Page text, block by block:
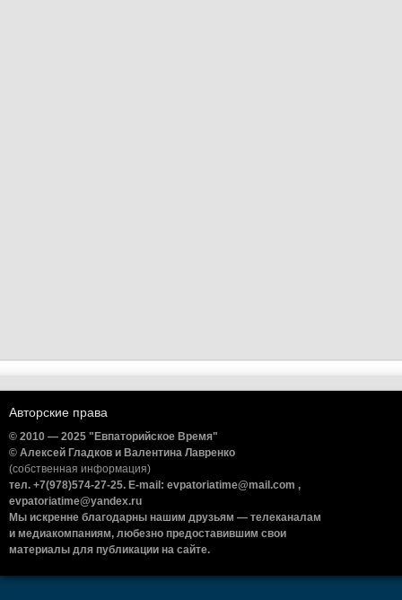
Авторские права
© 2010 — 2025 "Евпаторийское Время"
© Алексей Гладков и Валентина Лавренко
(собственная информация)
тел. +7(978)574-27-25. E-mail: evpatoriatime@mail.com ,
evpatoriatime@yandex.ru
Мы искренне благодарны нашим друзьям — телеканалам
и медиакомпаниям, любезно предоставившим свои
материалы для публикации на сайте.